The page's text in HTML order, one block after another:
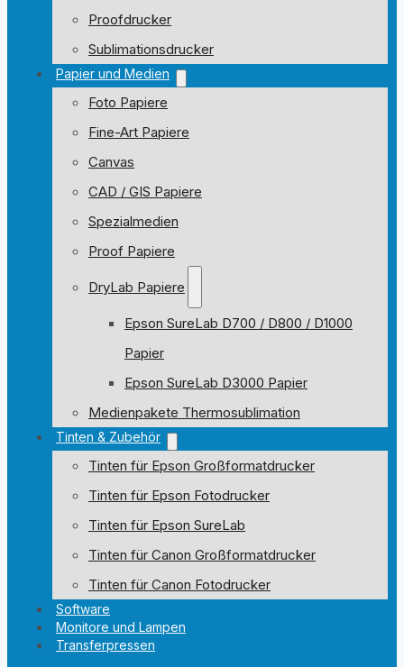
Proofdrucker
Sublimationsdrucker
Papier und Medien
Foto Papiere
Fine-Art Papiere
Canvas
CAD / GIS Papiere
Spezialmedien
Proof Papiere
DryLab Papiere
Epson SureLab D700 / D800 / D1000
Papier
Epson SureLab D3000 Papier
Medienpakete Thermosublimation
Tinten & Zubehör
Tinten für Epson Großformatdrucker
Tinten für Epson Fotodrucker
Tinten für Epson SureLab
Tinten für Canon Großformatdrucker
Tinten für Canon Fotodrucker
Software
Monitore und Lampen
Transferpressen